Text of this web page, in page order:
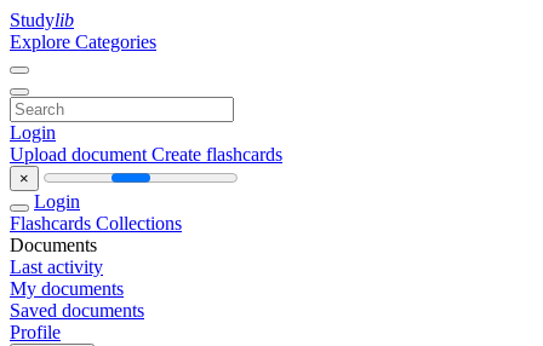
Studylib
Explore Categories
Login
Upload document Create flashcards
×
Login
Flashcards Collections
Documents
Last activity
My documents
Saved documents
Profile